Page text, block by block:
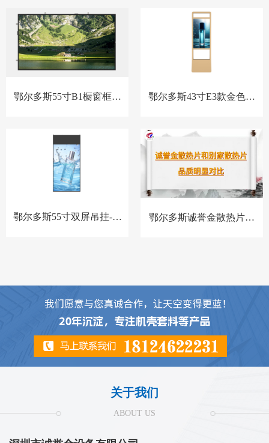
鄂尔多斯55寸B1橱窗框广
鄂尔多斯43寸E3款金色立
鄂尔多斯55寸双屏吊挂-高
鄂尔多斯诚誉金散热片和
关于我们
ABOUT US